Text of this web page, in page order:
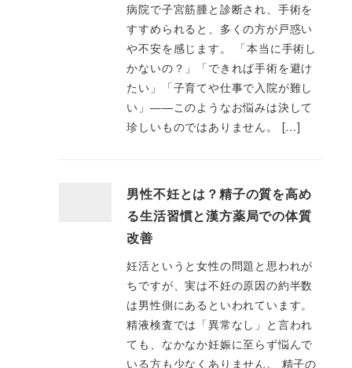
病院で子宮筋腫と診断され、手術を
すすめられると、多くの方が戸惑い
や不安を感じます。 「本当に手術し
かないの？」「できれば手術を避け
たい」「子育てや仕事で入院が難し
い」――このようなお悩みは決して
珍しいものではありません。 […]
男性不妊とは？精子の質を高め
る生活習慣と漢方薬局での体質
改善
妊活というと女性の問題と思われが
ちですが、実は不妊の原因の約半数
は男性側にあるといわれています。
精液検査では「異常なし」と言われ
ても、なかなか妊娠に至らず悩んで
いる方も少なくありません。 精子の